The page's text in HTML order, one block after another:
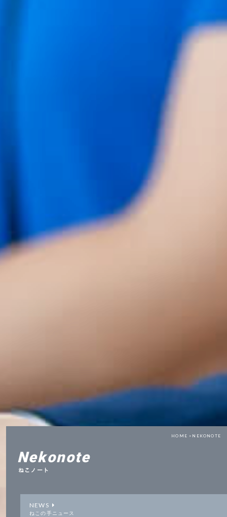
HOME > NEKONOTE
Nekonote
ねこノート
NEWS
ねこの手ニュース